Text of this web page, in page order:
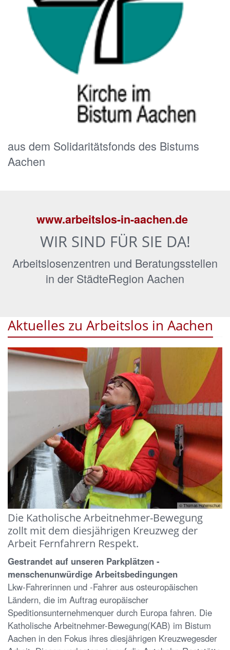
aus dem Solidaritätsfonds des Bistums
Aachen
www.arbeitslos-in-aachen.de
WIR SIND FÜR SIE DA!
Arbeitslosenzentren und Beratungsstellen
in der StädteRegion Aachen
Aktuelles zu Arbeitslos in Aachen
© Thomas Hohenschue
Die Katholische Arbeitnehmer-Bewegung
zollt mit dem diesjährigen Kreuzweg der
Arbeit Fernfahrern Respekt.
Gestrandet auf unseren Parkplätzen -
menschenunwürdige Arbeitsbedingungen
Lkw-Fahrerinnen und -Fahrer aus osteuropäischen
Ländern, die im Auftrag europäischer
Speditionsunternehmenquer durch Europa fahren. Die
Katholische Arbeitnehmer-Bewegung(KAB) im Bistum
Aachen in den Fokus ihres diesjährigen Kreuzwegesder